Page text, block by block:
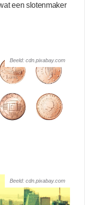
een slotenmaker
Beeld: cdn.pixabay.com
Beeld: cdn.pixabay.com